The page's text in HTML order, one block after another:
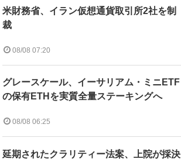
米財務省、イラン仮想通貨取引所2社を制
裁
08/08 07:20
グレースケール、イーサリアム・ミニETF
の保有ETHを実質全量ステーキングへ
08/08 06:25
延期されたクラリティー法案、上院が採決